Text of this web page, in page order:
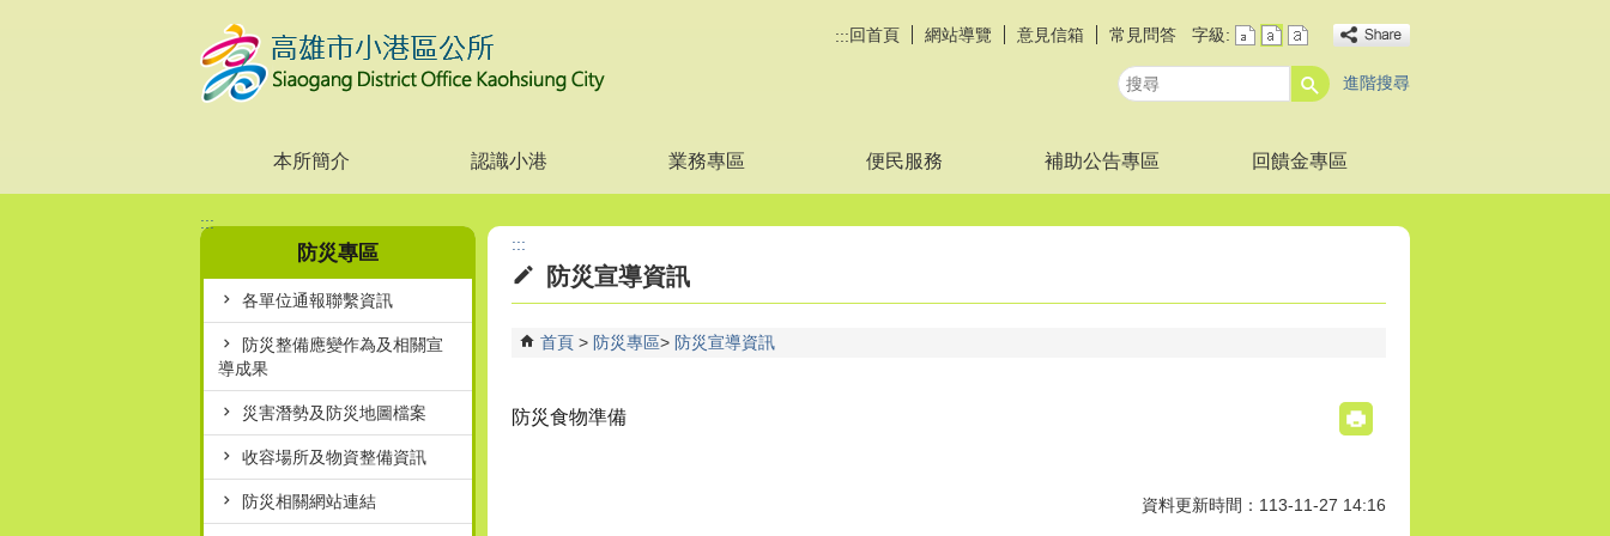
:::回首頁 網站導覽 意見信箱 常見問答 字級:
搜
進階搜尋
本所簡介 認識小港 業務專區 便民服務 補助公告專區 回饋金專區
:::
防災專區
各單位通報聯繫資訊
防災整備應變作為及相關宣
導成果
災害潛勢及防災地圖檔案
收容場所及物資整備資訊
防災相關網站連結
:::
防災宣導資訊
首頁 防災專區 防災宣導資訊
防災食物準備
資料更新時間：113-11-27 14:16